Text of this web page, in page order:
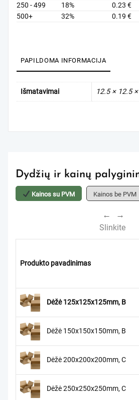
250 - 499
18% 0.23 €
500+
32% 0.19 €
PAPILDOMA INFORMACIJA
Išmatavimai 12.5 × 12.5
Dydžių ir kainų
Kainos su PVM Kainos be PVM
← →
Slinkite
Produkto pavadinimas
Dėžė 125x125x125mm, B
Dėžė 150x150x150mm, B
Dėžė 200x200x200mm, C
Dėžė 250x250x250mm, C